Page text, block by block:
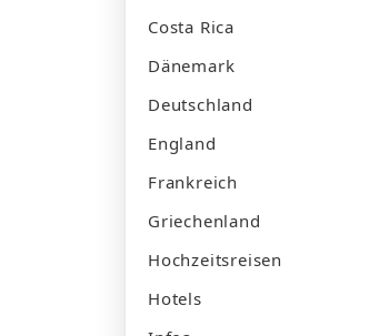
Costa Rica
Dänemark
Deutschland
England
Frankreich
Griechenland
Hochzeitsreisen
Hotels